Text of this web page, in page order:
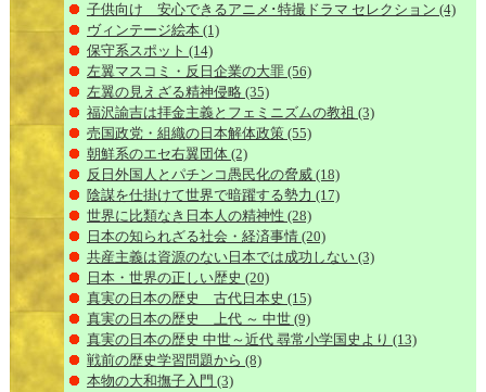
子供向け 安心できるアニメ･特撮ドラマ セレクション (4)
ヴィンテージ絵本 (1)
保守系スポット (14)
左翼マスコミ・反日企業の大罪 (56)
左翼の見えざる精神侵略 (35)
福沢諭吉は拝金主義とフェミニズムの教祖 (3)
売国政党・組織の日本解体政策 (55)
朝鮮系のエセ右翼団体 (2)
反日外国人とパチンコ愚民化の脅威 (18)
陰謀を仕掛けて世界で暗躍する勢力 (17)
世界に比類なき日本人の精神性 (28)
日本の知られざる社会・経済事情 (20)
共産主義は資源のない日本では成功しない (3)
日本・世界の正しい歴史 (20)
真実の日本の歴史 古代日本史 (15)
真実の日本の歴史 上代 ～ 中世 (9)
真実の日本の歴史 中世～近代 尋常小学国史より (13)
戦前の歴史学習問題から (8)
本物の大和撫子入門 (3)